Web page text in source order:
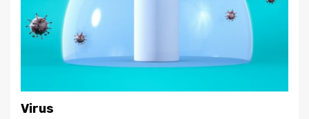
Virus